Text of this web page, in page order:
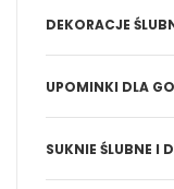
DEKORACJE
UPOMINKI DLA
SUKNIE ŚLUBNE I